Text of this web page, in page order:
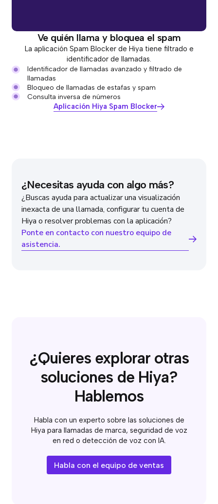
Ve quién llama y bloquea el spam
La aplicación Spam Blocker de Hiya tiene filtrado e
identificador de llamadas.
Identificador de llamadas avanzado y filtrado de
llamadas
Bloqueo de llamadas de estafas y spam
Consulta inversa de números
Aplicación Hiya Spam Blocker
¿Necesitas ayuda con algo más?
¿Buscas ayuda para actualizar una visualización
inexacta de una llamada, configurar tu cuenta de
Hiya o resolver problemas con la aplicación?
Ponte en contacto con nuestro equipo de
asistencia.
¿Quieres explorar otras
soluciones de Hiya?
Hablemos
Habla con un experto sobre las soluciones de
Hiya para llamadas de marca, seguridad de voz
en red o detección de voz con IA.
Habla con el equipo de ventas